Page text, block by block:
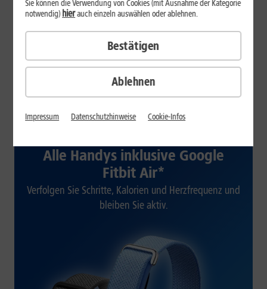
ab 29,99
€/Monat*
Verfügbarkeit prüfen
Alle Handys inklusive Google
Fitbit Air*
Verfolgen Sie Schritte, Kalorien und Herzfrequenz und
bleiben Sie aktiv.
Ablehnen
Sie können die Verwendung von Cookies (mit Ausnahme der Kategorie
notwendig)hierauch einzeln auswählen oder ablehnen.
Bestätigen
Impressum Datenschutzhinweise Cookie-Infos